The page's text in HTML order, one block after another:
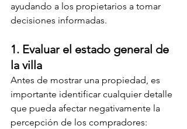
ayudando a los propietarios a tomar
decisiones informadas.
1. Evaluar el estado general de
la villa
Antes de mostrar una propiedad, es
importante identificar cualquier detalle
que pueda afectar negativamente la
percepción de los compradores: